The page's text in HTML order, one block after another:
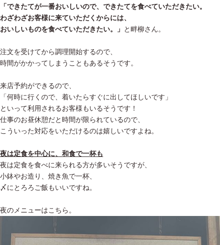
「できたてが一番おいしいので、できたてを食べていただきたい。
わざわざお客様に来ていただくからには、
おいしいものを食べていただきたい。」 と畔柳さん。
注文を受けてから調理開始するので、
時間がかかってしまうこともあるそうです。
来店予約ができるので、
「何時に行くので、着いたらすぐに出してほしいです」
といって利用されるお客様もいるそうです！
仕事のお昼休憩だと時間が限られているので、
こういった対応をいただけるのは嬉しいですよね。
夜は定食を中心に、和食で一杯も
夜は定食を食べに来られる方が多いそうですが、
小鉢やお造り、焼き魚で一杯、
〆にとろろご飯もいいですね。
夜のメニューはこちら。